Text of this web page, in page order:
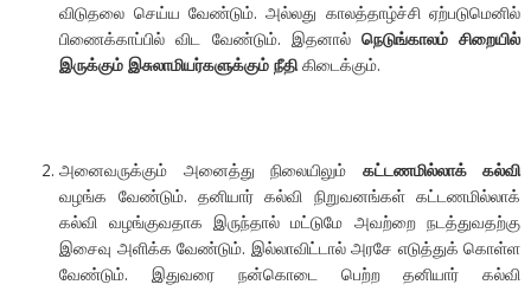
விடுதலை செய்ய வேண்டும். அல்லது காலத்தாழ்ச்சி ஏற்படுமெனில்
பிணைக்காப்பில் விட வேண்டும். இதனால் நெடுங்காலம் சிறையில்
இருக்கும் இசுலாமியர்களுக்கும் நீதிகிடைக்கும்.
அனைவருக்கும் அனைத்து நிலையிலும் கட்டணமில்லாக் கல்வி
வழங்க வேண்டும். தனியார் கல்வி நிறுவனங்கள் கட்டணமில்லாக்
கல்வி வழங்குவதாக இருந்தால் மட்டுமே அவற்றை நடத்துவதற்கு
இசைவு அளிக்க வேண்டும். இல்லாவிட்டால் அரசே எடுத்துக் கொள்ள
வேண்டும். இதுவரை நன்கொடை பெற்ற தனியார் கல்வி